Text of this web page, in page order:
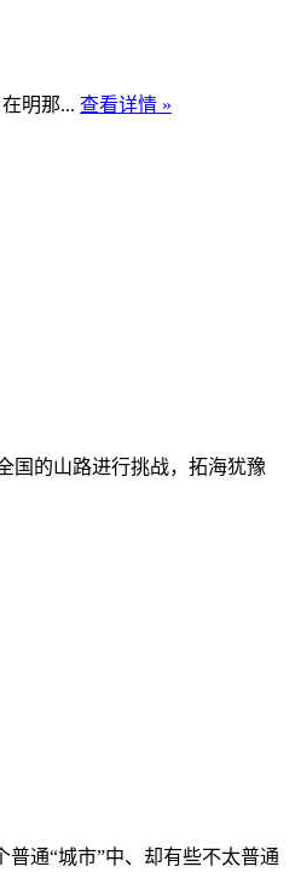
明那... 查看详情 »
的山路进行挑战，拓海犹豫
通“城市”中、却有些不太普通